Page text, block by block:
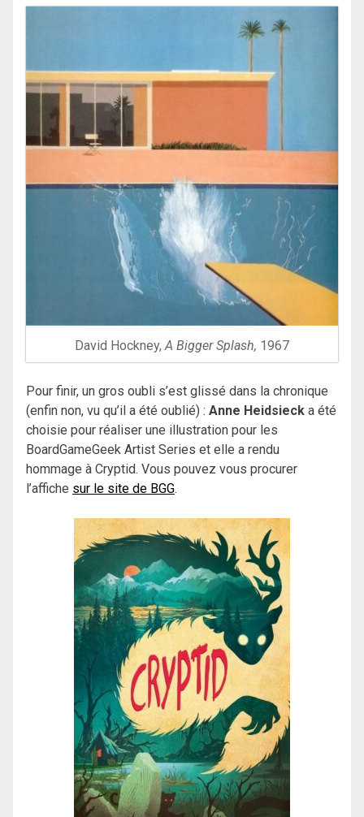
David Hockney,A Bigger Splash, 1967
Pour finir, un gros oubli s’est glissé dans la chronique
(enfin non, vu qu’il a été oublié) : Anne Heidsieck a été
choisie pour réaliser une illustration pour les
BoardGameGeek Artist Series et elle a rendu
hommage à Cryptid. Vous pouvez vous procurer
l’affiche sur le site de BGG.